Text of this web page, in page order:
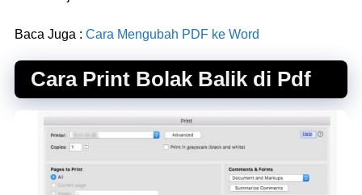
Baca Juga : Cara Mengubah PDF ke Word
Cara Print Bolak Balik di Pdf